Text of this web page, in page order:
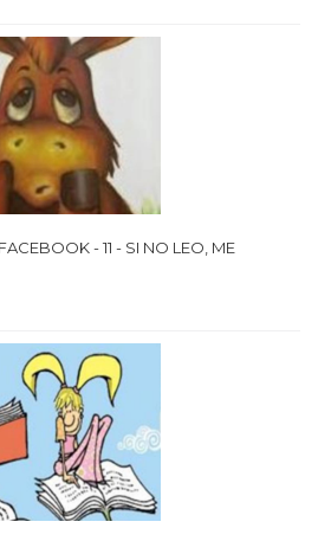
- 11 - SI NO LEO, ME